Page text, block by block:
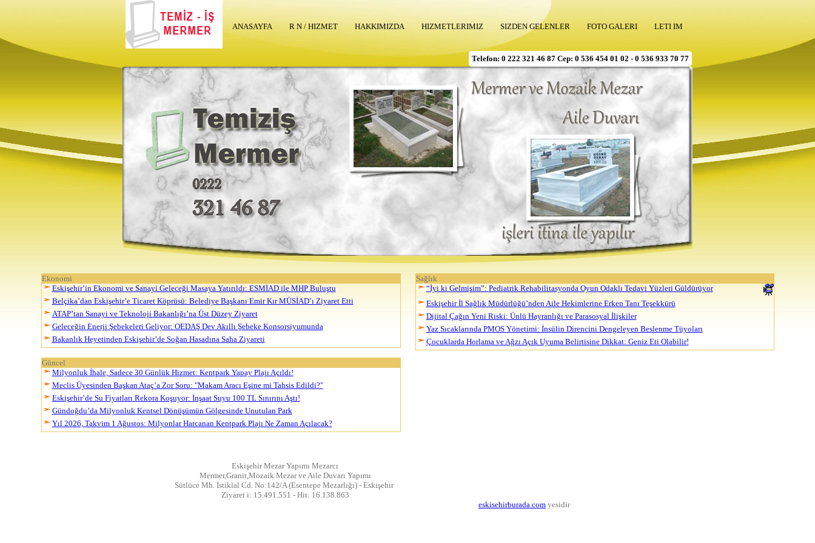
ANASAYFA R N / HIZMET HAKKIMIZDA HIZMETLERIMIZ SIZDEN GELENLER FOTO GALERI LETI IM
Telefon: 0 222 321 46 87 Cep: 0 536 454 01 02 - 0 536 933 70 77
Ekonomi
Eskişehir’in Ekonomi ve Sanayi Geleceği Masaya Yatırıldı: ESMİAD ile MHP Buluştu
Belçika’dan Eskişehir’e Ticaret Köprüsü: Belediye Başkanı Emir Kır MÜSİAD’ı Ziyaret Etti
ATAP’tan Sanayi ve Teknoloji Bakanlığı’na Üst Düzey Ziyaret
Geleceğin Enerji Şebekeleri Geliyor: OEDAŞ Dev Akıllı Şebeke Konsorsiyumunda
Bakanlık Heyetinden Eskişehir’de Soğan Hasadına Saha Ziyareti
Güncel
Milyonluk İhale, Sadece 30 Günlük Hizmet: Kentpark Yapay Plajı Açıldı!
Meclis Üyesinden Başkan Ataç’a Zor Soru: "Makam Aracı Eşine mi Tahsis Edildi?"
Eskişehir’de Su Fiyatları Rekora Koşuyor: İnşaat Suyu 100 TL Sınırını Aştı!
Gündoğdu’da Milyonluk Kentsel Dönüşümün Gölgesinde Unutulan Park
Yıl 2026, Takvim 1 Ağustos: Milyonlar Harcanan Kentpark Plajı Ne Zaman Açılacak?
Sağlık
“İyi ki Gelmişim”: Pediatrik Rehabilitasyonda Oyun Odaklı Tedavi Yüzleri Güldürüyor
Eskişehir İl Sağlık Müdürlüğü’nden Aile Hekimlerine Erken Tanı Teşekkürü
Dijital Çağın Yeni Riski: Ünlü Hayranlığı ve Parasosyal İlişkiler
Yaz Sıcaklarında PMOS Yönetimi: İnsülin Direncini Dengeleyen Beslenme Tüyoları
Çocuklarda Horlama ve Ağzı Açık Uyuma Belirtisine Dikkat: Geniz Eti Olabilir!
Eskişehir Mezar Yapımı Mezarcı
Mermer,Granit,Mozaik Mezar ve Aile Duvarı Yapımı
Sütlüce Mh. İstiklal Cd. No:142/A (Esentepe Mezarlığı) - Eskişehir
Ziyaret i: 15.491.551 - Hit: 16.138.863
eskisehirburada.com yesidir